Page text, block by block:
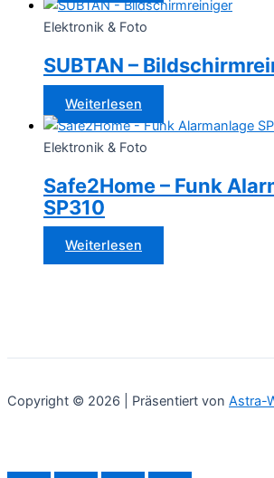
Elektronik & Foto
SUBTAN –
Weiterlesen
Elektronik & Foto
Safe2Home – Funk
SP310
Weiterlesen
Copyright © 2026 | Präsentiert von Astra-